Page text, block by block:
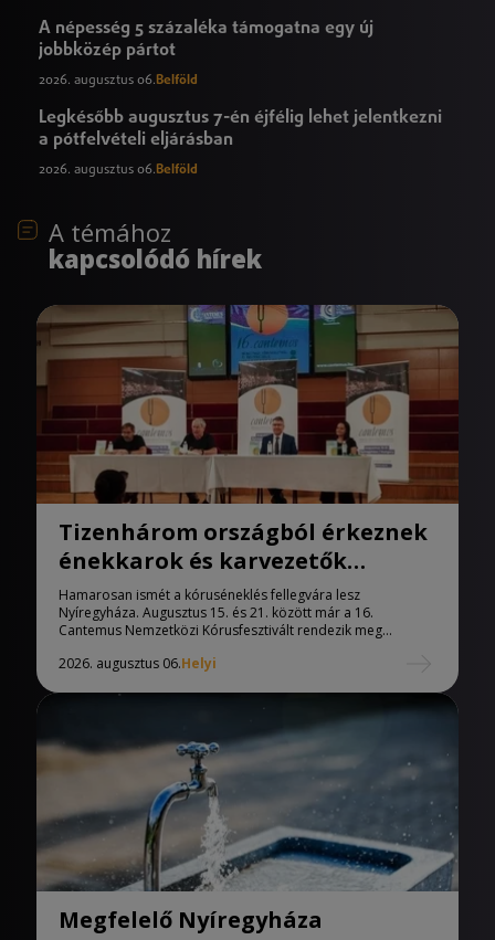
A népesség 5 százaléka támogatna egy új
jobbközép pártot
2026. augusztus 06.Belföld
Legkésőbb augusztus 7-én éjfélig lehet jelentkezni
a pótfelvételi eljárásban
2026. augusztus 06.Belföld
A témához
kapcsolódó hírek
Tizenhárom országból érkeznek
énekkarok és karvezetők
Nyíregyházára
Hamarosan ismét a kóruséneklés fellegvára lesz
Nyíregyháza. Augusztus 15. és 21. között már a 16.
Cantemus Nemzetközi Kórusfesztivált rendezik meg...
2026. augusztus 06.Helyi
Megfelelő Nyíregyháza